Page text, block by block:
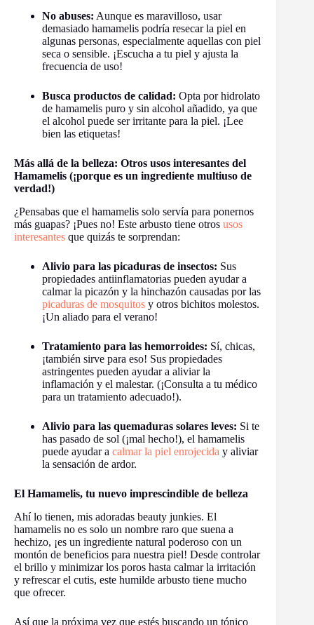
No abuses: Aunque es maravilloso, usar
demasiado hamamelis podría resecar la piel en
algunas personas, especialmente aquellas con piel
seca o sensible. ¡Escucha a tu piel y ajusta la
frecuencia de uso!
Busca productos de calidad: Opta por hidrolato
de hamamelis puro y sin alcohol añadido, ya que
el alcohol puede ser irritante para la piel. ¡Lee
bien las etiquetas!
Más allá de la belleza: Otros usos interesantes del
Hamamelis (¡porque es un ingrediente multiuso de
verdad!)
¿Pensabas que el hamamelis solo servía para ponernos
más guapas? ¡Pues no! Este arbusto tiene otros usos
interesantes que quizás te sorprendan:
Alivio para las picaduras de insectos: Sus
propiedades antiinflamatorias pueden ayudar a
calmar la picazón y la hinchazón causadas por las
picaduras de mosquitos y otros bichitos molestos.
¡Un aliado para el verano!
Tratamiento para las hemorroides: Sí, chicas,
¡también sirve para eso! Sus propiedades
astringentes pueden ayudar a aliviar la
inflamación y el malestar. (¡Consulta a tu médico
para un tratamiento adecuado!).
Alivio para las quemaduras solares leves: Si te
has pasado de sol (¡mal hecho!), el hamamelis
puede ayudar a calmar la piel enrojecida y aliviar
la sensación de ardor.
El Hamamelis, tu nuevo imprescindible de belleza
Ahí lo tienen, mis adoradas beauty junkies. El
hamamelis no es solo un nombre raro que suena a
hechizo, ¡es un ingrediente natural poderoso con un
montón de beneficios para nuestra piel! Desde controlar
el brillo y minimizar los poros hasta calmar la irritación
y refrescar el cutis, este humilde arbusto tiene mucho
que ofrecer.
Así que la próxima vez que estés buscando un tónico